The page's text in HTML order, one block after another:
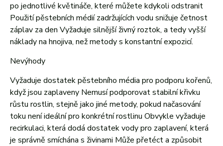
po jednotlivé květináče, které můžete kdykoli odstranit
Použití pěstebních médií zadržujících vodu snižuje četnost
záplav za den Vyžaduje silnější živný roztok, a tedy vyšší
náklady na hnojiva, než metody s konstantní expozicí.
Nevýhody
Vyžaduje dostatek pěstebního média pro podporu kořenů,
když jsou zaplaveny Nemusí podporovat stabilní křivku
růstu rostlin, stejně jako jiné metody, pokud načasování
toku není ideální pro konkrétní rostlinu Obvykle vyžaduje
recirkulaci, která dodá dostatek vody pro zaplavení, která
je správně smíchána s živinami Může přetéct a způsobit